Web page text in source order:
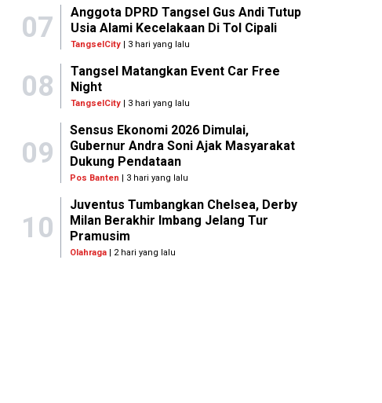
07
Anggota DPRD Tangsel Gus Andi Tutup
Usia Alami Kecelakaan Di Tol Cipali
TangselCity| 3 hari yang lalu
08
Tangsel Matangkan Event Car Free
Night
TangselCity| 3 hari yang lalu
09
Sensus Ekonomi 2026 Dimulai,
Gubernur Andra Soni Ajak Masyarakat
Dukung Pendataan
Pos Banten | 3 hari yang lalu
10
Juventus Tumbangkan Chelsea, Derby
Milan Berakhir Imbang Jelang Tur
Pramusim
Olahraga | 2 hari yang lalu